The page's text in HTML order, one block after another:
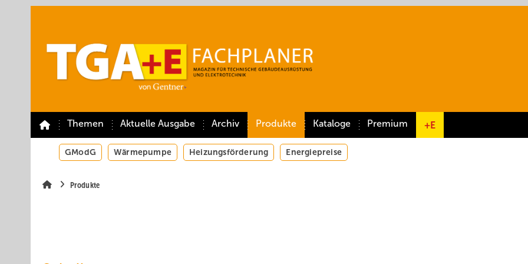
Themen Aktuelle Ausgabe Archiv Produkte Kataloge Premium +E
GModG Wärmepumpe Heizungsförderung Energiepreise
Produkte